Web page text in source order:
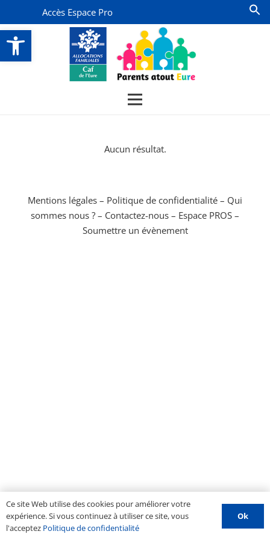
Ouvrir la barre d’outils
Accès Espace Pro
Aucun résultat.
Mentions légales – Politique de confidentialité – Qui
sommes nous ? – Contactez-nous – Espace PROS –
Soumettre un évènement
Ce site Web utilise des cookies pour améliorer votre
expérience. Si vous continuez à utiliser ce site, vous
l'acceptez Politique de confidentialité
Ok